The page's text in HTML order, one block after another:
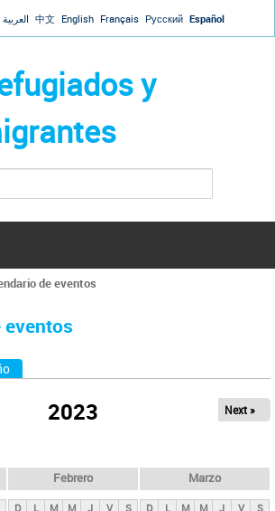
Jump to navigationالعربية 中文 English Français Русский Español
y
de eventos
eventos
2023 Next »
Febrero
D L M M J V S
Marzo
D L M M J V S